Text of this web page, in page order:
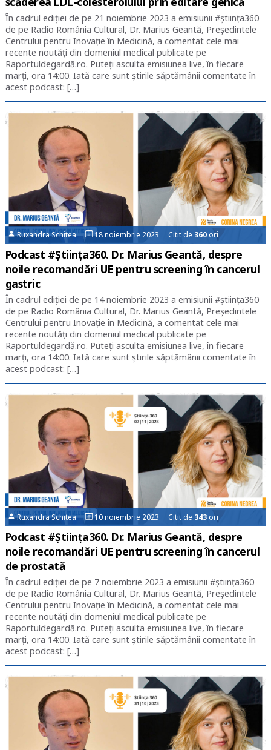
În cadrul ediției de pe 21 noiembrie 2023 a emisiunii #știința360
de pe Radio România Cultural, Dr. Marius Geantă, Președintele
Centrului pentru Inovație în Medicină, a comentat cele mai
recente noutăți din domeniul medical publicate pe
Raportuldegardă.ro. Puteți asculta emisiunea live, în fiecare
marți, ora 14:00. Iată care sunt știrile săptămânii comentate în
acest podcast: […]
Ruxandra Schitea 18 noiembrie 2023 Citit de 360 ori
Podcast #Știința360. Dr. Marius Geantă, despre
noile recomandări UE pentru screening în cancerul
gastric
În cadrul ediției de pe 14 noiembrie 2023 a emisiunii #știința360
de pe Radio România Cultural, Dr. Marius Geantă, Președintele
Centrului pentru Inovație în Medicină, a comentat cele mai
recente noutăți din domeniul medical publicate pe
Raportuldegardă.ro. Puteți asculta emisiunea live, în fiecare
marți, ora 14:00. Iată care sunt știrile săptămânii comentate în
acest podcast: […]
Ruxandra Schitea 10 noiembrie 2023 Citit de 343 ori
Podcast #Știința360. Dr. Marius Geantă, despre
noile recomandări UE pentru screening în cancerul
de prostată
În cadrul ediției de pe 7 noiembrie 2023 a emisiunii #știința360
de pe Radio România Cultural, Dr. Marius Geantă, Președintele
Centrului pentru Inovație în Medicină, a comentat cele mai
recente noutăți din domeniul medical publicate pe
Raportuldegardă.ro. Puteți asculta emisiunea live, în fiecare
marți, ora 14:00. Iată care sunt știrile săptămânii comentate în
acest podcast: […]